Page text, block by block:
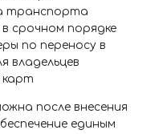
транспорта
срочном порядке
по переносу в
владельцев
карт
после внесения
единым